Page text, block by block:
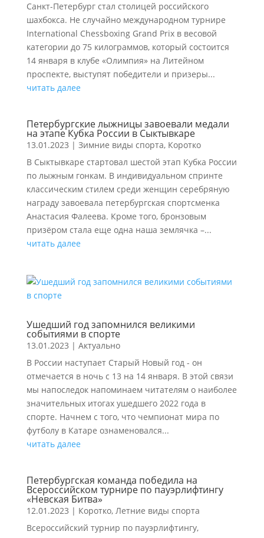
Санкт-Петербург стал столицей российского
шахбокса. Не случайно международном турнире
International Chessboxing Grand Prix в весовой
категории до 75 килограммов, который состоится
14 января в клубе «Олимпия» на Литейном
проспекте, выступят победители и призеры...
читать далее
Петербургские лыжницы завоевали медали
на этапе Кубка России в Сыктывкаре
13.01.2023 | Зимние виды спорта, Коротко
В Сыктывкаре стартовал шестой этап Кубка России
по лыжным гонкам. В индивидуальном спринте
классическим стилем среди женщин серебряную
награду завоевала петербургская спортсменка
Анастасия Фалеева. Кроме того, бронзовым
призёром стала еще одна наша землячка –...
читать далее
Ушедший год запомнился великими
событиями в спорте
13.01.2023 | Актуально
В России наступает Старый Новый год - он
отмечается в ночь с 13 на 14 января. В этой связи
мы напоследок напоминаем читателям о наиболее
значительных итогах ушедшего 2022 года в
спорте. Начнем с того, что чемпионат мира по
футболу в Катаре ознаменовался...
читать далее
Петербургская команда победила на
Всероссийском турнире по пауэрлифтингу
«Невская Битва»
12.01.2023 | Коротко, Летние виды спорта
Всероссийский турнир по пауэрлифтингу,